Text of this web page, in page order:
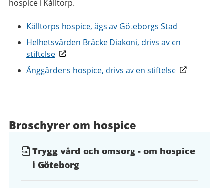
hospice i Kålltorp.
Kålltorps hospice, ägs av Göteborgs Stad
Helhetsvården Bräcke Diakoni, drivs av en
stiftelse
Änggårdens hospice, drivs av en stiftelse
Broschyrer om hospice
Trygg vård och omsorg - om hospice
i Göteborg